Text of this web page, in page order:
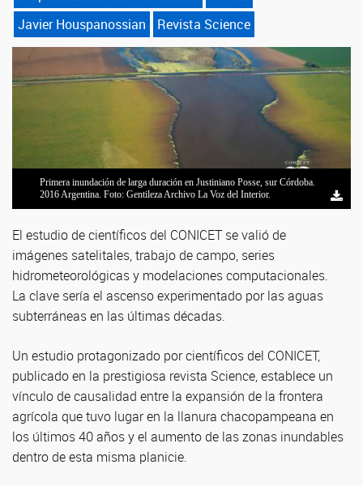
Javier Houspanossian
Revista Science
Primera inundación de larga duración en Justiniano Posse, sur Córdoba.
2016 Argentina. Foto: Gentileza Archivo La Voz del Interior.
Dos productores agropecuarios conversan en una zona agrícola inundada.
San Luis, 2018. Créditos Silvina Chávez (UNSL).
Primera inundación de larga duración en Idiazabal, sur de Córdoba. 2016
Argentina. Foto: Gentileza Archivo La Voz del Interior.
Primera inundación de larga duración en Pozo del Molle, sur de Córdoba.
2016. Foto: Gentileza Archivo La Voz del Interior.
Problemas logísticos, campos y pueblos inaccesibles durante la primera
inundación registrada cerca de Bandera, Santiago del Estero, Argentina,
Publicación del GEA en Science Agricultural expansion raises
groundwater and increases flooding in the South American plains.
El estudio de científicos del CONICET se valió de
imágenes satelitales, trabajo de campo, series
hidrometeorológicas y modelaciones computacionales.
La clave sería el ascenso experimentado por las aguas
subterráneas en las últimas décadas.
Un estudio protagonizado por científicos del CONICET,
publicado en la prestigiosa revista Science, establece un
vínculo de causalidad entre la expansión de la frontera
agrícola que tuvo lugar en la llanura chacopampeana en
los últimos 40 años y el aumento de las zonas inundables
dentro de esta misma planicie.